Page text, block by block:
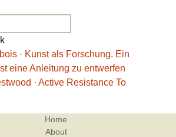
· Kunst als Forschung. Ein
eine Anleitung zu entwerfen
· Active Resistance To
Home
About